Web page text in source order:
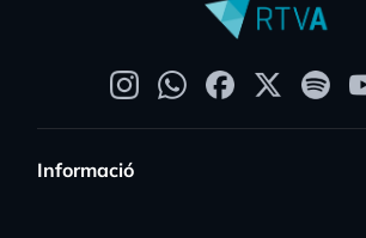
Informació